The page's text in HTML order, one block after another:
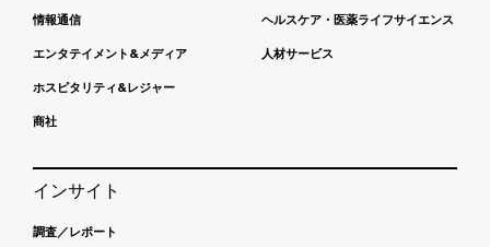
情報通信
エンタテイメント&メディア
ホスピタリティ&レジャー
商社
ヘルスケア・医薬ライフサイエンス
人材サービス
インサイト
調査／レポート